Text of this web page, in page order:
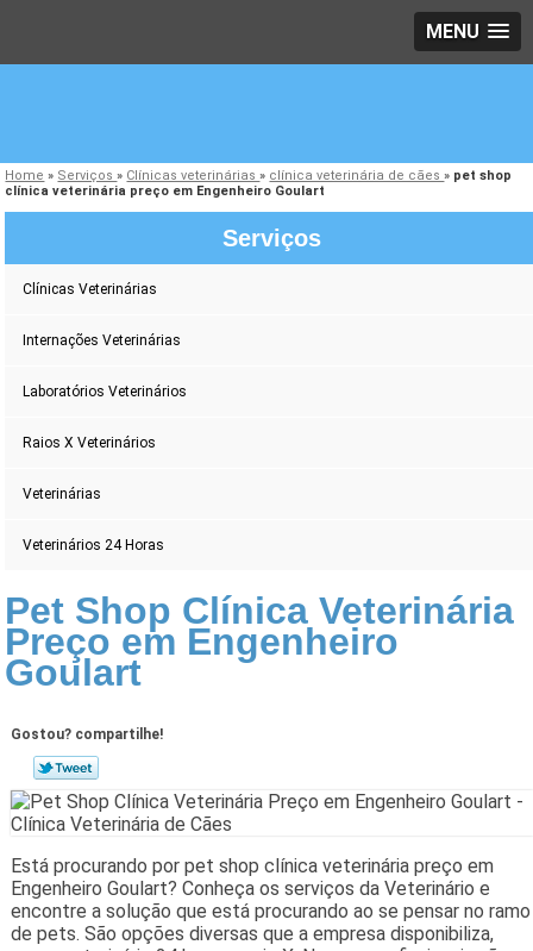
MENU
Home » Serviços» Clínicas veterinárias» clínica veterinária de cães» pet shop
clínica veterinária preço em Engenheiro Goulart
Serviços
Clínicas Veterinárias
Internações Veterinárias
Laboratórios Veterinários
Raios X Veterinários
Veterinárias
Veterinários 24 Horas
Pet Shop Clínica Veterinária
Preço em Engenheiro
Goulart
Gostou? compartilhe!
Está procurando por pet shop clínica veterinária preço em
Engenheiro Goulart? Conheça os serviços da Veterinário e
encontre a solução que está procurando ao se pensar no ramo
de pets. São opções diversas que a empresa disponibiliza,